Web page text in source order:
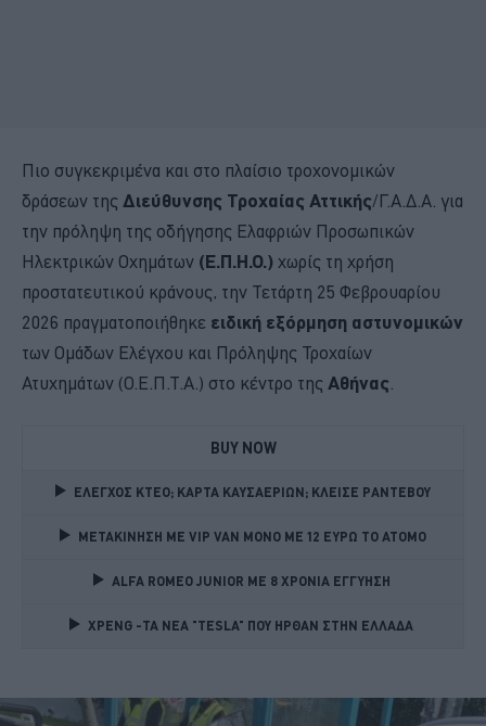
Πιο συγκεκριμένα και στο πλαίσιο τροχονομικών
δράσεων της Διεύθυνσης Τροχαίας Αττικής/Γ.Α.Δ.Α. για
την πρόληψη της οδήγησης Ελαφριών Προσωπικών
Ηλεκτρικών Οχημάτων (Ε.Π.Η.Ο.) χωρίς τη χρήση
προστατευτικού κράνους, την Τετάρτη 25 Φεβρουαρίου
2026 πραγματοποιήθηκε ειδική εξόρμηση αστυνομικών
των Ομάδων Ελέγχου και Πρόληψης Τροχαίων
Ατυχημάτων (Ο.Ε.Π.Τ.Α.) στο κέντρο της Αθήνας
BUY NOW
ΕΛΕΓΧΟΣ ΚΤΕΟ; ΚΑΡΤΑ ΚΑΥΣΑΕΡΙΩΝ; ΚΛΕΙΣΕ ΡΑΝΤΕΒΟΥ
ΜΕΤΑΚΙΝΗΣΗ ΜΕ VIP VAN ΜΟΝΟ ΜΕ 12 ΕΥΡΩ ΤΟ ΑΤΟΜΟ
ALFA ROMEO JUNIOR ME 8 ΧΡΟΝΙΑ ΕΓΓΥΗΣΗ
XPENG -ΤΑ ΝΕΑ "TESLA" ΠΟΥ ΗΡΘΑΝ ΣΤΗΝ ΕΛΛΑΔΑ